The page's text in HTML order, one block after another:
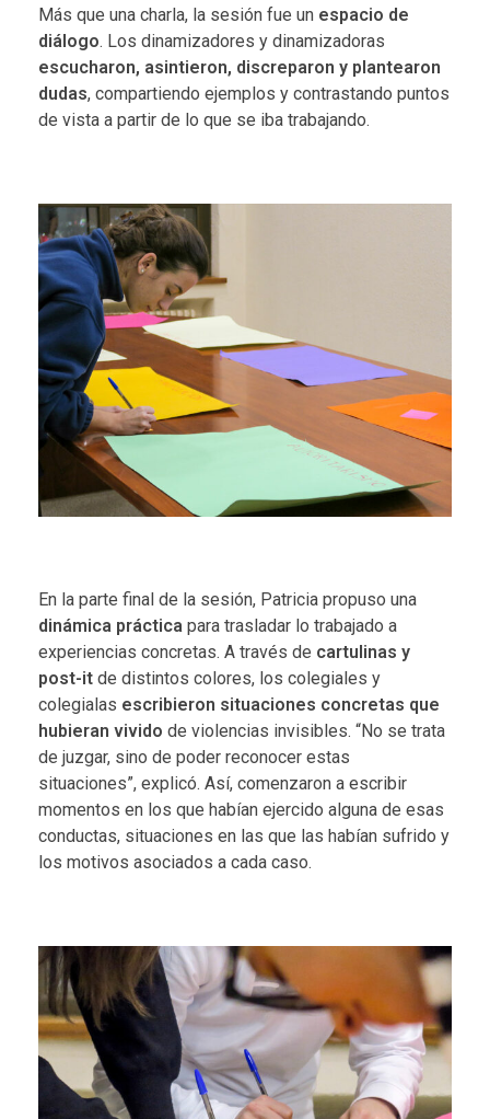
Más que una charla, la sesión fue un espacio de
diálogo. Los dinamizadores y dinamizadoras
escucharon, asintieron, discreparon y plantearon
dudas, compartiendo ejemplos y contrastando puntos
de vista a partir de lo que se iba trabajando.
En la parte final de la sesión, Patricia propuso una
dinámica práctica para trasladar lo trabajado a
experiencias concretas. A través de cartulinas y
post-it de distintos colores, los colegiales y
colegialas escribieron situaciones concretas que
hubieran vivido de violencias invisibles. “No se trata
de juzgar, sino de poder reconocer estas
situaciones”, explicó. Así, comenzaron a escribir
momentos en los que habían ejercido alguna de esas
conductas, situaciones en las que las habían sufrido y
los motivos asociados a cada caso.